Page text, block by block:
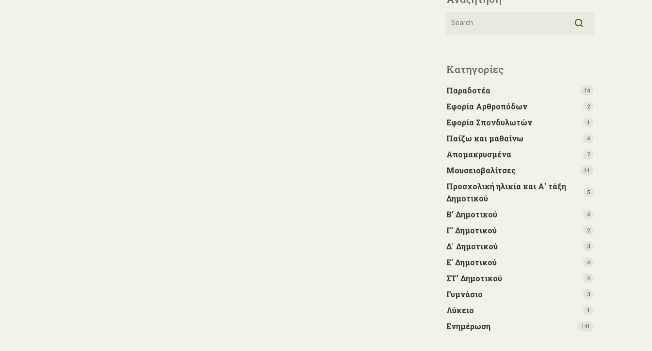
Κατηγορίες
Παραδοτέα 14
Εφορία Αρθροπόδων 2
Εφορία Σπονδυλωτών 1
Παίζω και μαθαίνω 4
Απομακρυσμένα 7
Μουσειοβαλίτσες 11
Προσχολική ηλικία και Α' τάξη
Δημοτικού
5
Β’ Δημοτικού 4
Γ’ Δημοτικού 2
Δ΄ Δημοτικού 3
Ε' Δημοτικού 4
ΣΤ' Δημοτικού 4
Γυμνάσιο 3
Λύκειο 1
Ενημέρωση 141